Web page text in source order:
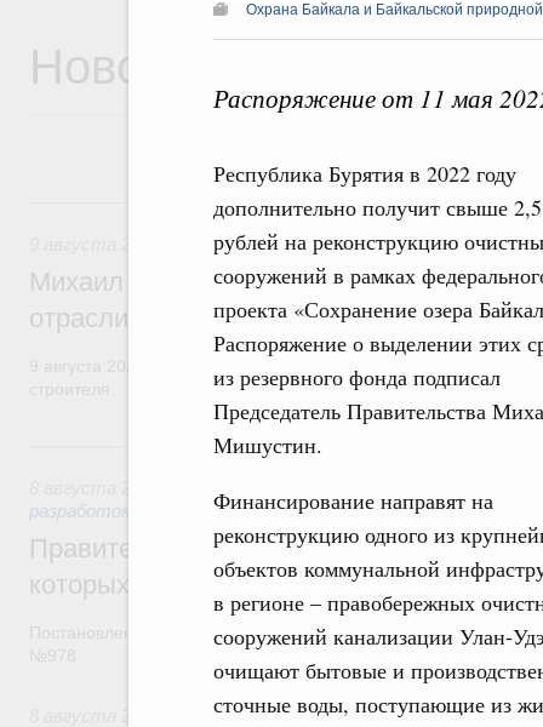
Охрана Байкала и Байкальской
Распоряжение от 11 мая
Республика Бурятия в 2022 году
дополнительно получит свыше
рублей на реконструкцию
сооружений в рамках
проекта «Сохранение озера
Распоряжение о выделении этих
из резервного фонда подписал
Председатель Правительства
Мишустин.
Финансирование направят на
реконструкцию одного из
объектов коммунальной
в регионе – правобережных
сооружений канализации Улан-
очищают бытовые и
сточные воды, поступающие из
Новости
9 августа, воскресенье
Регулирование в сфере строительства
Михаил Мишустин поздравил
отрасли с профессиональным
8 августа, суббота
разработок
Правительство расширило перечень
которых освобождаются от НДФЛ
Постановление от 5 августа 2026 года
Отрасль информационных технологий